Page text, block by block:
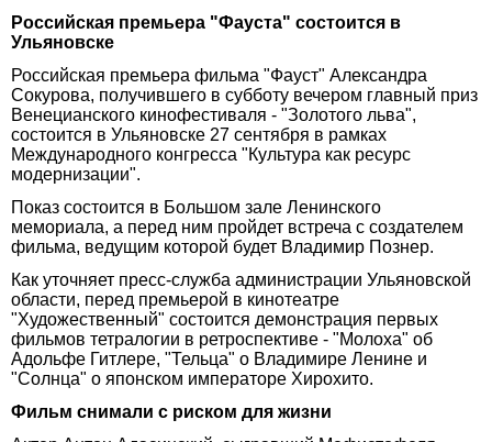
Российская премьера "Фауста" состоится в
Ульяновске
Российская премьера фильма "Фауст" Александра
Сокурова, получившего в субботу вечером главный приз
Венецианского кинофестиваля - "Золотого льва",
состоится в Ульяновске 27 сентября в рамках
Международного конгресса "Культура как ресурс
модернизации".
Показ состоится в Большом зале Ленинского
мемориала, а перед ним пройдет встреча с создателем
фильма, ведущим которой будет Владимир Познер.
Как уточняет пресс-служба администрации Ульяновской
области, перед премьерой в кинотеатре
"Художественный" состоится демонстрация первых
фильмов тетралогии в ретроспективе - "Молоха" об
Адольфе Гитлере, "Тельца" о Владимире Ленине и
"Солнца" о японском императоре Хирохито.
Фильм снимали с риском для жизни